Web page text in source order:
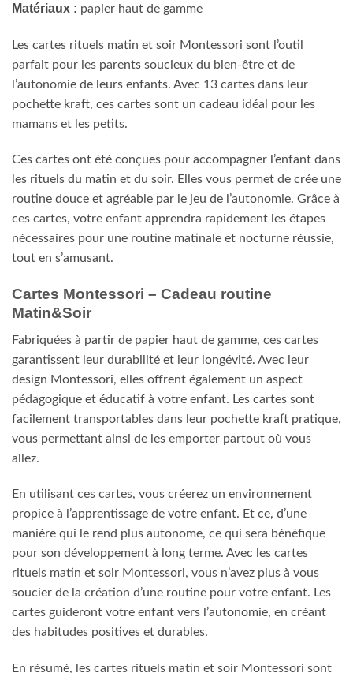
Matériaux : papier haut de gamme
Les cartes rituels matin et soir Montessori sont l’outil
parfait pour les parents soucieux du bien-être et de
l’autonomie de leurs enfants. Avec 13 cartes dans leur
pochette kraft, ces cartes sont un cadeau idéal pour les
mamans et les petits.
Ces cartes ont été conçues pour accompagner l’enfant dans
les rituels du matin et du soir. Elles vous permet de crée une
routine douce et agréable par le jeu de l’autonomie. Grâce à
ces cartes, votre enfant apprendra rapidement les étapes
nécessaires pour une routine matinale et nocturne réussie,
tout en s’amusant.
Cartes Montessori – Cadeau routine
Matin&Soir
Fabriquées à partir de papier haut de gamme, ces cartes
garantissent leur durabilité et leur longévité. Avec leur
design Montessori, elles offrent également un aspect
pédagogique et éducatif à votre enfant. Les cartes sont
facilement transportables dans leur pochette kraft pratique,
vous permettant ainsi de les emporter partout où vous
allez.
En utilisant ces cartes, vous créerez un environnement
propice à l’apprentissage de votre enfant. Et ce, d’une
manière qui le rend plus autonome, ce qui sera bénéfique
pour son développement à long terme. Avec les cartes
rituels matin et soir Montessori, vous n’avez plus à vous
soucier de la création d’une routine pour votre enfant. Les
cartes guideront votre enfant vers l’autonomie, en créant
des habitudes positives et durables.
En résumé, les cartes rituels matin et soir Montessori sont